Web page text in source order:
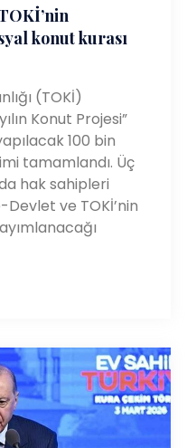
konut kurası
(TOKİ)
Konut Projesi”
100 bin
tamamlandı. Üç
hak sahipleri
ve TOKİ’nin